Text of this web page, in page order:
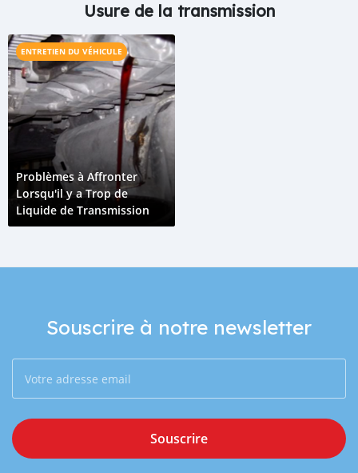
Usure de la transmission
ENTRETIEN DU VÉHICULE
Problèmes à Affronter
Lorsqu'il y a Trop de
Liquide de Transmission
Souscrire à notre newsletter
Souscrire